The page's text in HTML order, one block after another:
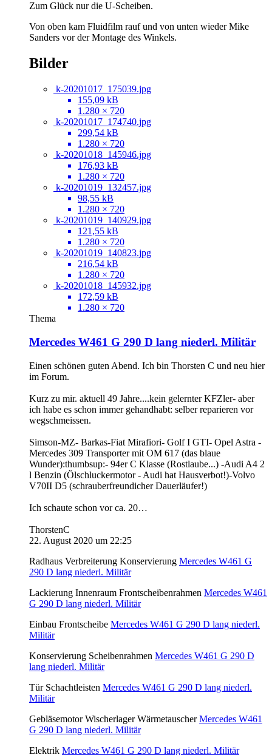
Zum Glück nur die U-Scheiben.
Von oben kam Fluidfilm rauf und von unten wieder Mike
Sanders vor der Montage des Winkels.
Bilder
k-20201017_175039.jpg
155,09 kB
1.280 × 720
k-20201017_174740.jpg
299,54 kB
1.280 × 720
k-20201018_145946.jpg
176,93 kB
1.280 × 720
k-20201019_132457.jpg
98,55 kB
1.280 × 720
k-20201019_140929.jpg
121,55 kB
1.280 × 720
k-20201019_140823.jpg
216,54 kB
1.280 × 720
k-20201018_145932.jpg
172,59 kB
1.280 × 720
Thema
Mercedes W461 G 290 D lang niederl. Militär
Einen schönen guten Abend. Ich bin Thorsten C und neu hier
im Forum.
Kurz zu mir. aktuell 49 Jahre....kein gelernter KFZler- aber
ich habe es schon immer gehandhabt: selber reparieren vor
wegschmeissen.
Simson-MZ- Barkas-Fiat Mirafiori- Golf I GTI- Opel Astra -
Mercedes 309 Transporter mit OM 617 (das blaue
Wunder):thumbsup:- 94er C Klasse (Rostlaube...) -Audi A4 2
l Benzin (Ölschluckermotor - Audi hat Hausverbot!)-Volvo
V70II D5 (schrauberfreundicher Dauerläufer!)
Ich schaute schon vor ca. 20…
ThorstenC
22. August 2020 um 22:25
Radhaus Verbreiterung Konservierung Mercedes W461 G
290 D lang niederl. Militär
Lackierung Innenraum Frontscheibenrahmen Mercedes W461
G 290 D lang niederl. Militär
Einbau Frontscheibe Mercedes W461 G 290 D lang niederl.
Militär
Konservierung Scheibenrahmen Mercedes W461 G 290 D
lang niederl. Militär
Tür Schachtleisten Mercedes W461 G 290 D lang niederl.
Militär
Gebläsemotor Wischerlager WärmetauscherMercedes W461
G 290 D lang niederl. Militär
Elektrik Mercedes W461 G 290 D lang niederl. Militär